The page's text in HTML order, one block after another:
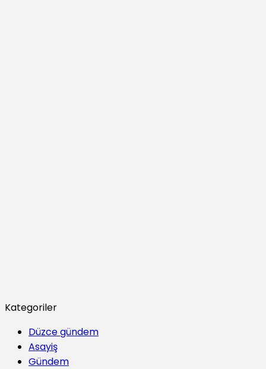
Kategoriler
Düzce gündem
Asayiş
Gündem